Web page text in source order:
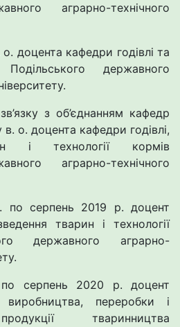
аграрно-технічного
доцента кафедри годівлі та
державного
з об’єднанням кафедр
о. доцента кафедри годівлі,
і технології кормів
аграрно-технічного
по серпень 2019 р. доцент
тварин і технології
державного аграрно-
серпень 2020 р. доцент
виробництва, переробки і
тваринництва